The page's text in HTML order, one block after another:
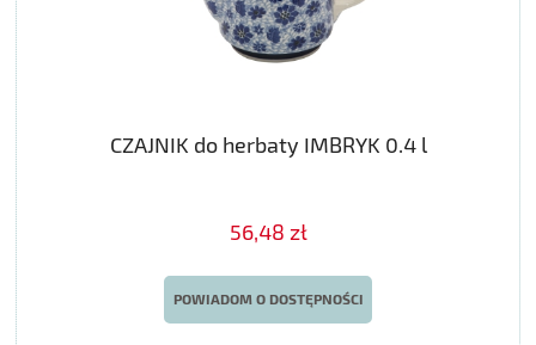
CZAJNIK do herbaty IMBRYK 0.4 l
56,48 zł
POWIADOM O DOSTĘPNOŚCI